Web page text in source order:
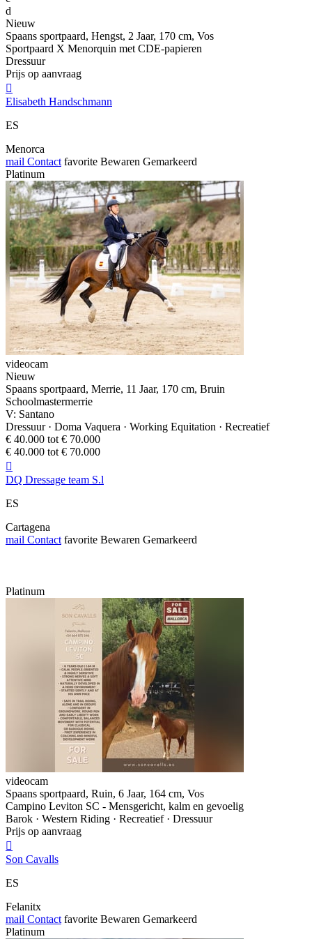
d
Nieuw
Spaans sportpaard, Hengst, 2 Jaar, 170 cm, Vos
Sportpaard X Menorquin met CDE-papieren
Dressuur
Prijs op aanvraag

Elisabeth Handschmann
ES
Menorca
mail Contact favorite Bewaren Gemarkeerd
Platinum
videocam
Nieuw
Spaans sportpaard, Merrie, 11 Jaar, 170 cm, Bruin
Schoolmastermerrie
V: Santano
Dressuur · Doma Vaquera · Working Equitation · Recreatief
€ 40.000 tot € 70.000
€ 40.000 tot € 70.000

DQ Dressage team S.l
ES
Cartagena
mail Contact favorite Bewaren Gemarkeerd
Platinum
videocam
Spaans sportpaard, Ruin, 6 Jaar, 164 cm, Vos
Campino Leviton SC - Mensgericht, kalm en gevoelig
Barok · Western Riding · Recreatief · Dressuur
Prijs op aanvraag

Son Cavalls
ES
Felanitx
mail Contact favorite Bewaren Gemarkeerd
Platinum